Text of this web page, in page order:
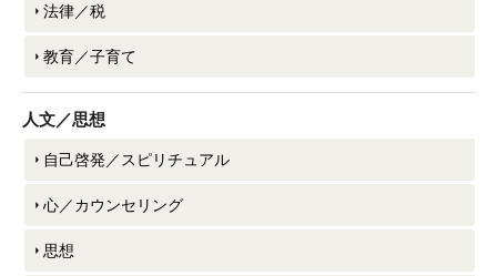
法律／税
教育／子育て
人文／思想
自己啓発／スピリチュアル
心／カウンセリング
思想